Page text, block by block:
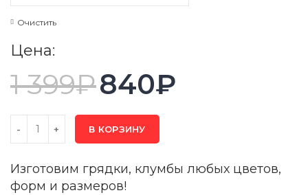
Очистить
Цена:
1 399₽840₽
В КОРЗИНУ
Изготовим грядки, клумбы любых цветов,
форм и размеров!